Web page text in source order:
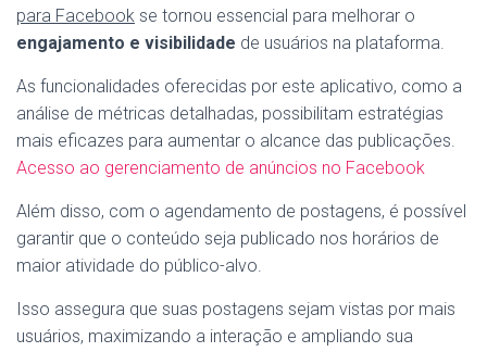
para Facebook se tornou essencial para melhorar o
engajamento e visibilidade de usuários na plataforma.
As funcionalidades oferecidas por este aplicativo, como a
análise de métricas detalhadas, possibilitam estratégias
mais eficazes para aumentar o alcance das publicações.
Acesso ao gerenciamento de anúncios no Facebook
Além disso, com o agendamento de postagens, é possível
garantir que o conteúdo seja publicado nos horários de
maior atividade do público-alvo.
Isso assegura que suas postagens sejam vistas por mais
usuários, maximizando a interação e ampliando sua